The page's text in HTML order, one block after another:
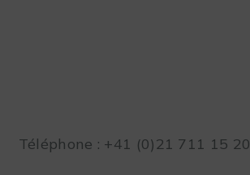
Téléphone : +41 (0)21 711 15 20